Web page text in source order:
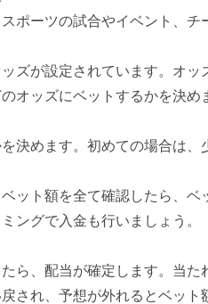
ポーツの試合やイベント、チ
ズが設定されています。オッ
オッズにベットするかを決め
決めます。初めての場合は、
ット額を全て確認したら、ベ
ングで入金も行いましょう。
ら、配当が確定します。当
され、予想が外れるとベット